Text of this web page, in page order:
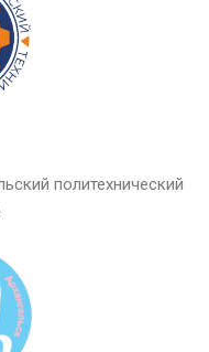
политехнический